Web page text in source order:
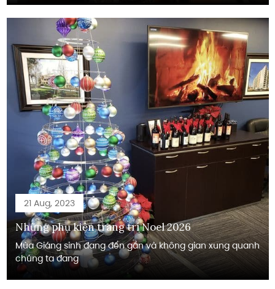
21 Aug, 2023
Những phụ kiện trang trí Noel 2026
Mùa Giáng sinh đang đến gần và không gian xung quanh
chúng ta đang